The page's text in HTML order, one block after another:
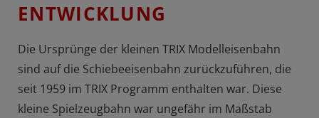
ENTWICKLUNG
Die Ursprünge der kleinen TRIX Modelleisenbahn
sind auf die Schiebeeisenbahn zurückzuführen, die
seit 1959 im TRIX Programm enthalten war. Diese
kleine Spielzeugbahn war ungefähr im Maßstab